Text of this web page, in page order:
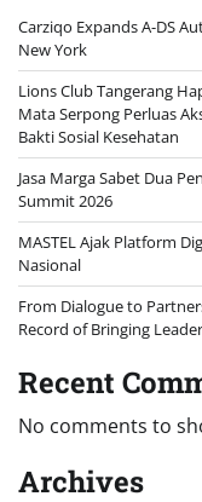
Carziqo Expands A-DS
New York
Lions Club Tangerang
Mata Serpong Perluas
Bakti Sosial Kesehatan
Jasa Marga Sabet Dua
Summit 2026
MASTEL Ajak Platform
Nasional
From Dialogue to
Record of Bringing
Recent
No comments to
Archives